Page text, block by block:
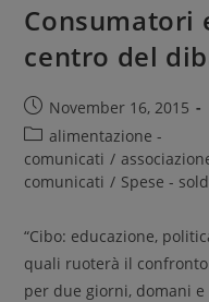
Consumatori
centro del
November 16, 2015
alimentazione -
comunicati /
comunicati / Spese -
“Cibo: educazione,
quali ruoterà il
per due giorni, domani